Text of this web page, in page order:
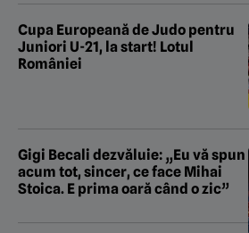
Cupa Europeană de Judo pentru
Juniori U-21, la start! Lotul
României
Gigi Becali dezvăluie: „Eu vă spun
acum tot, sincer, ce face Mihai
Stoica. E prima oară când o zic”